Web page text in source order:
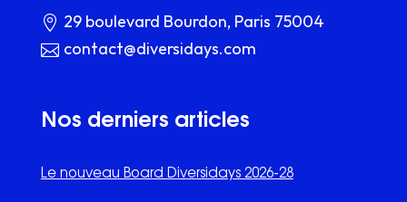
 29 boulevard Bourdon, Paris 75004
 contact@diversidays.com
Nos derniers articles
Le nouveau Board Diversidays 2026-28